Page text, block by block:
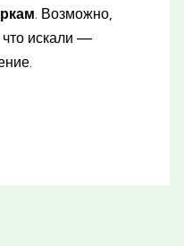
. Возможно,
искали —